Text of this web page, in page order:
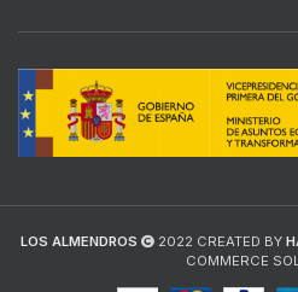
LOS ALMENDROS 2022 CREATED BY
COMMERCE